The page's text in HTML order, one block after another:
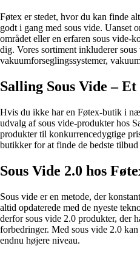
Føtex er stedet, hvor du kan finde
godt i gang med sous vide. Uanset
området eller en erfaren sous vide-
dig. Vores sortiment inkluderer sous
vakuumforseglingssystemer,
Salling Sous Vide –
Hvis du ikke har en Føtex-butik i
udvalg af sous vide-produkter hos
produkter til konkurrencedygtige
butikker for at finde de bedste tilbud
Sous Vide 2.0 hos
Sous vide er en metode, der
altid opdaterede med de nyeste
derfor sous vide 2.0 produkter, der
forbedringer. Med sous vide 2.0
endnu højere niveau.